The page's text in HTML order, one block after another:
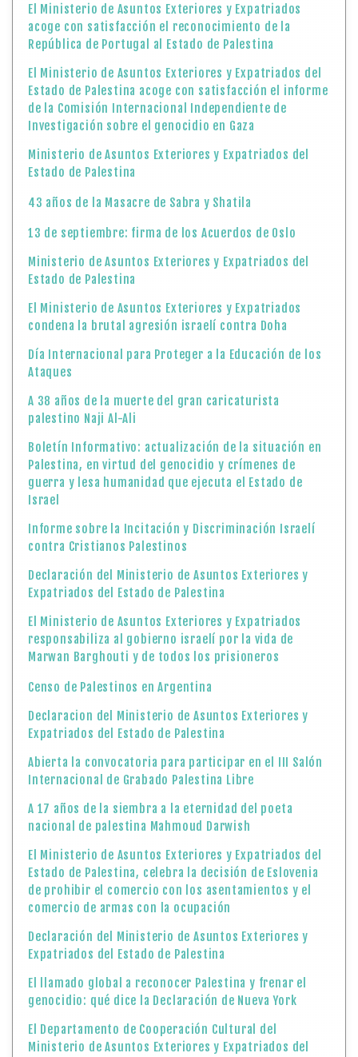
El Ministerio de Asuntos Exteriores y Expatriados
acoge con satisfacción el reconocimiento de la
República de Portugal al Estado de Palestina
El Ministerio de Asuntos Exteriores y Expatriados del
Estado de Palestina acoge con satisfacción el informe
de la Comisión Internacional Independiente de
Investigación sobre el genocidio en Gaza
Ministerio de Asuntos Exteriores y Expatriados del
Estado de Palestina
43 años de la Masacre de Sabra y Shatila
13 de septiembre: firma de los Acuerdos de Oslo
Ministerio de Asuntos Exteriores y Expatriados del
Estado de Palestina
El Ministerio de Asuntos Exteriores y Expatriados
condena la brutal agresión israelí contra Doha
Día Internacional para Proteger a la Educación de los
Ataques
A 38 años de la muerte del gran caricaturista
palestino Naji Al-Ali
Boletín Informativo: actualización de la situación en
Palestina, en virtud del genocidio y crímenes de
guerra y lesa humanidad que ejecuta el Estado de
Israel
Informe sobre la Incitación y Discriminación Israelí
contra Cristianos Palestinos
Declaración del Ministerio de Asuntos Exteriores y
Expatriados del Estado de Palestina
El Ministerio de Asuntos Exteriores y Expatriados
responsabiliza al gobierno israelí por la vida de
Marwan Barghouti y de todos los prisioneros
Censo de Palestinos en Argentina
Declaracion del Ministerio de Asuntos Exteriores y
Expatriados del Estado de Palestina
Abierta la convocatoria para participar en el III Salón
Internacional de Grabado Palestina Libre
A 17 años de la siembra a la eternidad del poeta
nacional de palestina Mahmoud Darwish
El Ministerio de Asuntos Exteriores y Expatriados del
Estado de Palestina, celebra la decisión de Eslovenia
de prohibir el comercio con los asentamientos y el
comercio de armas con la ocupación
Declaración del Ministerio de Asuntos Exteriores y
Expatriados del Estado de Palestina
El llamado global a reconocer Palestina y frenar el
genocidio: qué dice la Declaración de Nueva York
El Departamento de Cooperación Cultural del
Ministerio de Asuntos Exteriores y Expatriados del